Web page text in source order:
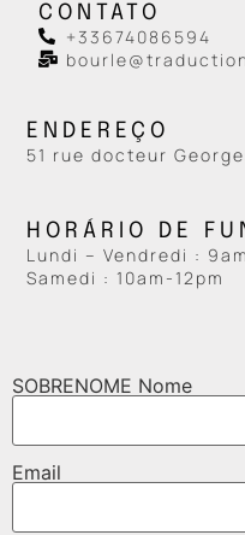
CONTATO
+33674086594
ENDEREÇO
51 rue docteur
HORÁRIO DE
Lundi – Vendredi :
Samedi : 10am-12pm
SOBRENOME Nome
Email